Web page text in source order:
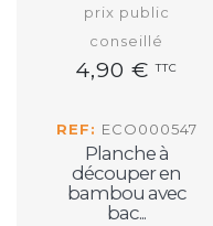
prix public
conseillé
4,90 €TTC
REF: ECO000547
Planche à
découper en
bambou avec
bac...